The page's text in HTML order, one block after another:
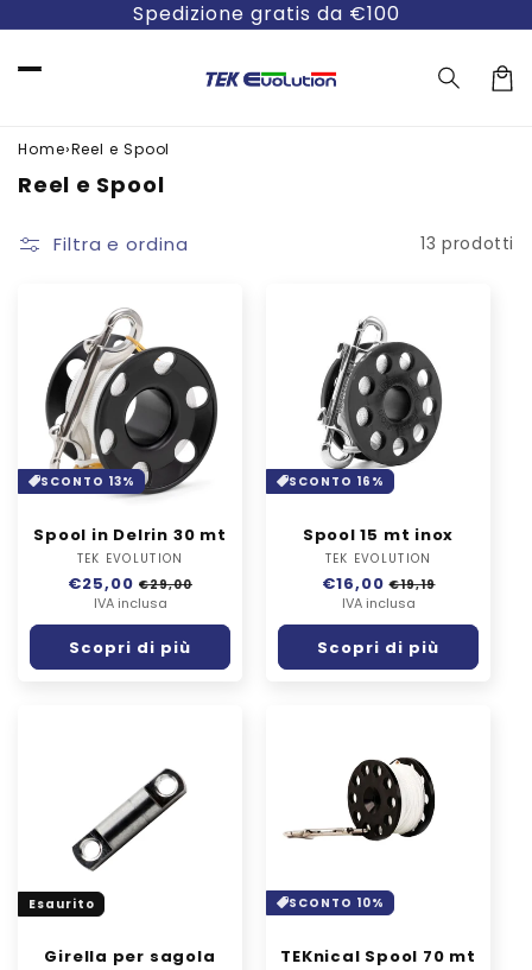
Spedizione gratis da €100
Home›Reel e Spool
C
l
Reel e Spool
Filtra e ordina 13 prodotti
SCONTO 13%
Spool in Delrin 30 mt
Fornitore:
TEK EVOLUTION
Prezzo
listino
€25,00 Prezzo
scontato
€29,00
IVA inclusa
Scopri di più
SCONTO 16%
Spool 15 mt inox
Fornitore:
TEK EVOLUTION
Prezzo
listino
€16,00 Prezzo
scontato
€19,19
IVA inclusa
Scopri di più
Esaurito
Girella per sagola
SCONTO 10%
TEKnical Spool 70 mt